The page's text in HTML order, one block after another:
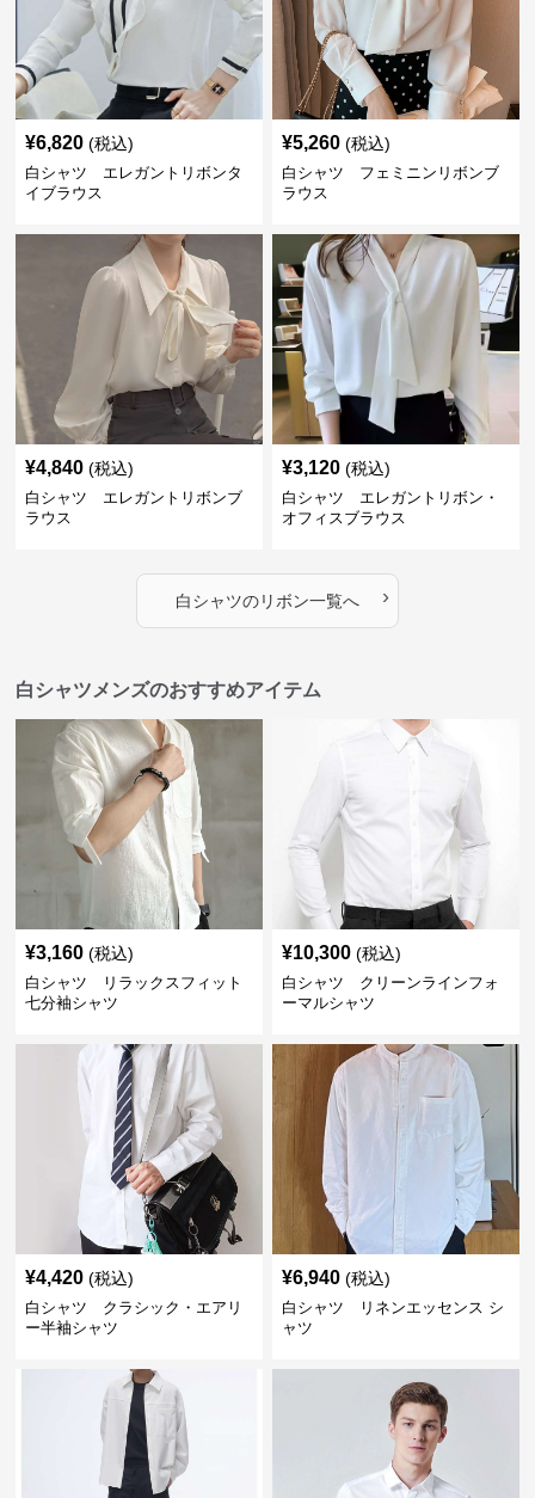
¥6,820 (税込)
白シャツ エレガントリボンタ
イブラウス
¥5,260 (税込)
白シャツ フェミニンリボンブ
ラウス
¥4,840 (税込)
白シャツ エレガントリボンブ
ラウス
¥3,120 (税込)
白シャツ エレガントリボン・
オフィスブラウス
白シャツのリボン一覧へ ›
白シャツメンズのおすすめアイテム
¥3,160 (税込)
白シャツ リラックスフィット
七分袖シャツ
¥10,300 (税込)
白シャツ クリーンラインフォ
ーマルシャツ
¥4,420 (税込)
白シャツ クラシック・エアリ
ー半袖シャツ
¥6,940 (税込)
白シャツ リネンエッセンス シ
ャツ